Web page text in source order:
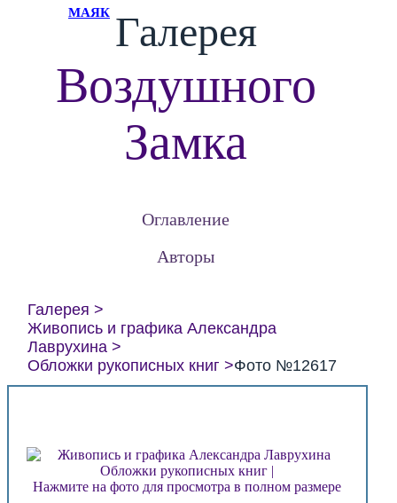
МАЯК Галерея
Воздушного
Замка
Оглавление
Авторы
Галерея
Живопись и графика Александра
Лаврухина
Обложки рукописных книг
Фото №12617
Нажмите на фото для просмотра в полном размере